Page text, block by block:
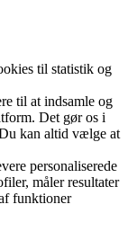
til statistik og
til at indsamle og
Det gør os i
kan altid vælge at
personaliserede
måler resultater
funktioner